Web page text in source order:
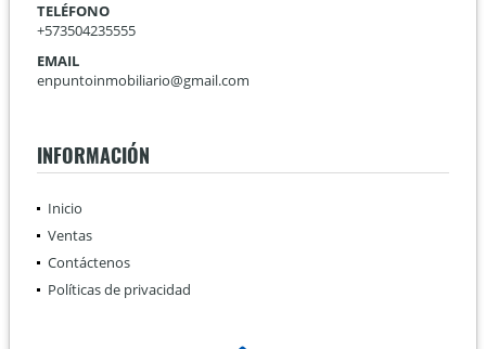
TELÉFONO
+573504235555
EMAIL
enpuntoinmobiliario@gmail.com
INFORMACIÓN
Inicio
Ventas
Contáctenos
Políticas de privacidad